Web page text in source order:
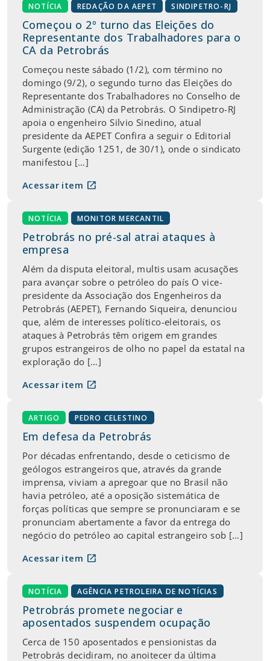
NOTÍCIA REDAÇÃO DA AEPET SINDIPETRO-RJ
Começou o 2º turno das Eleições do
Representante dos Trabalhadores para o
CA da Petrobrás
Começou neste sábado (1/2), com término no
domingo (9/2), o segundo turno das Eleições do
Representante dos Trabalhadores no Conselho de
Administração (CA) da Petrobrás. O Sindipetro-RJ
apoia o engenheiro Silvio Sinedino, atual
presidente da AEPET Confira a seguir o Editorial
Surgente (edição 1251, de 30/1), onde o sindicato
manifestou […]
Acessar item open_in_new
NOTÍCIA MONITOR MERCANTIL
Petrobrás no pré-sal atrai ataques à
empresa
Além da disputa eleitoral, multis usam acusações
para avançar sobre o petróleo do país O vice-
presidente da Associação dos Engenheiros da
Petrobrás (AEPET), Fernando Siqueira, denunciou
que, além de interesses político-eleitorais, os
ataques à Petrobrás têm origem em grandes
grupos estrangeiros de olho no papel da estatal na
exploração do […]
Acessar item open_in_new
ARTIGO PEDRO CELESTINO
Em defesa da Petrobrás
Por décadas enfrentando, desde o ceticismo de
geólogos estrangeiros que, através da grande
imprensa, viviam a apregoar que no Brasil não
havia petróleo, até a oposição sistemática de
forças políticas que sempre se pronunciaram e se
pronunciam abertamente a favor da entrega do
negócio do petróleo ao capital estrangeiro sob […]
Acessar item open_in_new
NOTÍCIA AGÊNCIA PETROLEIRA DE NOTÍCIAS
Petrobrás promete negociar e
aposentados suspendem ocupação
Cerca de 150 aposentados e pensionistas da
Petrobrás decidiram, no anoitecer da última